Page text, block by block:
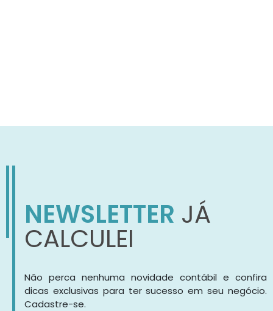
NEWSLETTER JÁ
CALCULEI
Não perca nenhuma novidade contábil e confira
dicas exclusivas para ter sucesso em seu negócio.
Cadastre-se.